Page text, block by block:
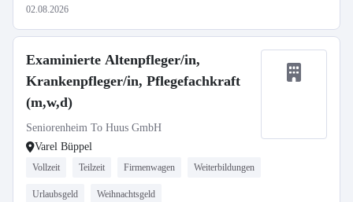
02.08.2026
Examinierte Altenpfleger/in,
Krankenpfleger/in, Pflegefachkraft
(m,w,d)
Seniorenheim To Huus GmbH
Varel Büppel
Vollzeit Teilzeit Firmenwagen Weiterbildungen
Urlaubsgeld Weihnachtsgeld